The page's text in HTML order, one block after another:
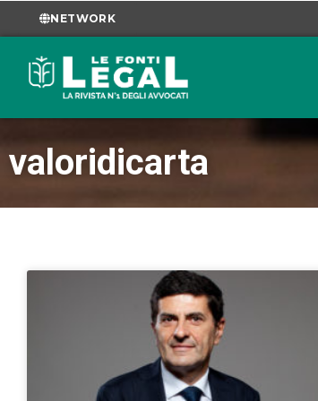
NETWORK
valoridicarta